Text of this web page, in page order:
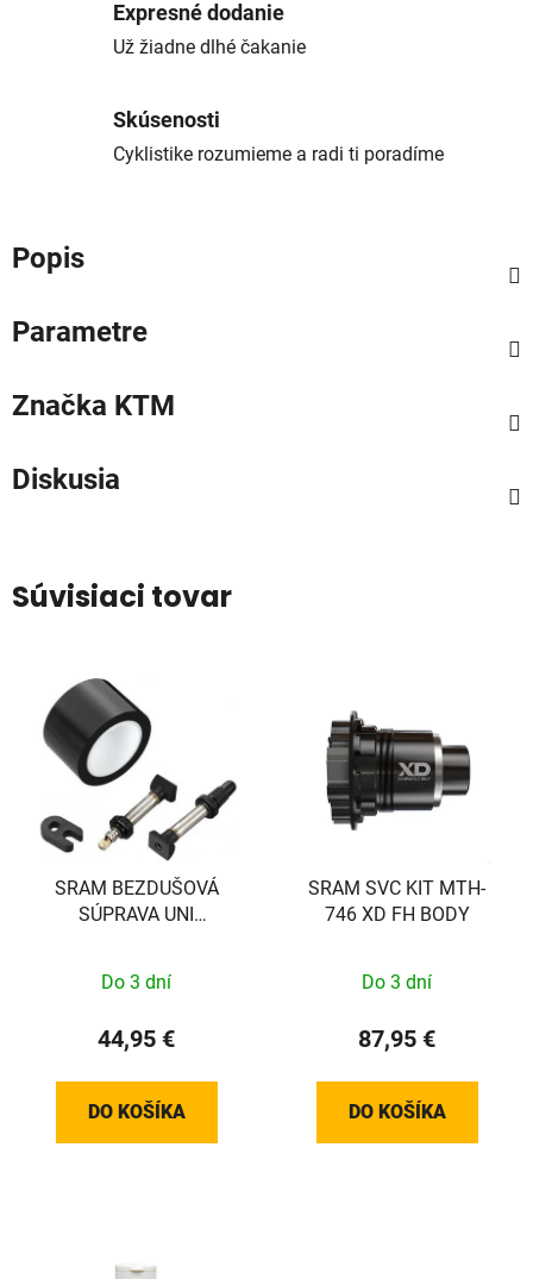
Expresné dodanie
Už žiadne dlhé čakanie
Skúsenosti
Cyklistike rozumieme a radi ti poradíme
Popis
Parametre
Značka KTM
Diskusia
Súvisiaci tovar
SRAM BEZDUŠOVÁ
SÚPRAVA UNI
Do 3 dní
44,95 €
DO KOŠÍKA
SRAM SVC KIT MTH-
746 XD FH BODY
Do 3 dní
87,95 €
DO KOŠÍKA